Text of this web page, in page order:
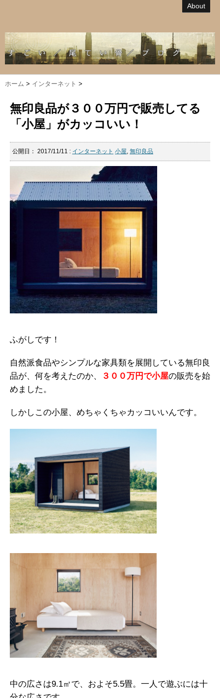
About
ホーム > インターネット >
無印良品が３００万円で販売してる
「小屋」がカッコいい！
公開日： 2017/11/11 : インターネット 小屋, 無印良品
ふがしです！
自然派食品やシンプルな家具類を展開している無印良
品が、何を考えたのか、
３００万円で小屋の販売を始
めました。
しかしこの小屋、めちゃくちゃカッコいいんです。
中の広さは9.1㎡で、およそ5.5畳。一人で遊ぶには十